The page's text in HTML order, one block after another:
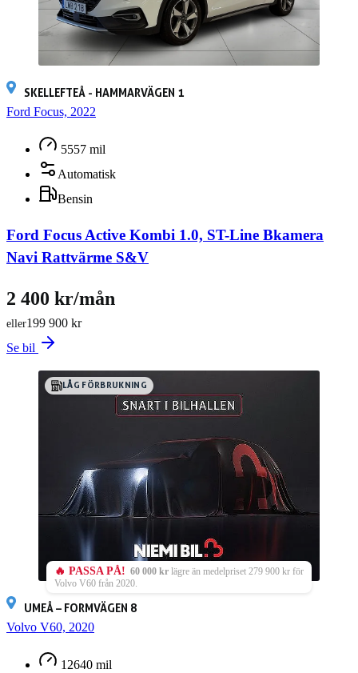
SKELLEFTEÅ - HAMMARVÄGEN 1
Ford Focus, 2022
5557 mil
Automatisk
Bensin
Ford Focus Active Kombi 1.0, ST-Line Bkamera
Navi Rattvärme S&V
199 900 kr
eller
2 400 kr/mån
Se bil
LÅG FÖRBRUKNING
🔥 PASSA PÅ! 60 000 kr lägre än medelpriset 279 900 kr för
Volvo V60 från 2020.
UMEÅ – FORMVÄGEN 8
Volvo V60, 2020
12640 mil